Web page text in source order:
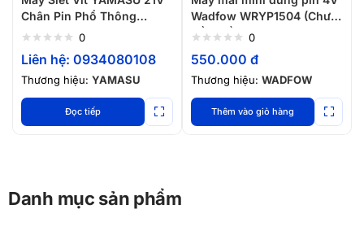
Chân Pin Phổ Thông
MCV10230G2
0
Liên hệ: 0934080108
Thương hiệu: YAMASU
Đọc tiếp
Wadfow WRYP1504 (Chưa
gồm đầu sạc)
0
550.000 đ
Thương hiệu: WADFOW
Thêm vào giỏ hàng
Danh mục sản phẩm